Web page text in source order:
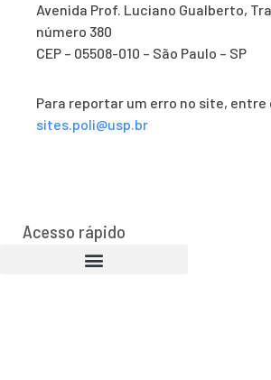
Avenida Prof. Luciano Gualberto,
número 380
CEP – 05508-010 – São Paulo – SP
Para reportar um erro no site,
sites.poli@usp.br
Acesso rápido